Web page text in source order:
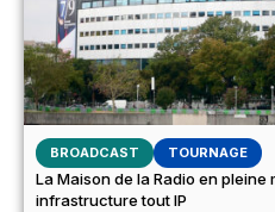
BROADCAST TOURNAGE
La Maison de la Radio en pleine
infrastructure tout IP